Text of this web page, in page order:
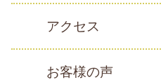
アクセス
お客様の声